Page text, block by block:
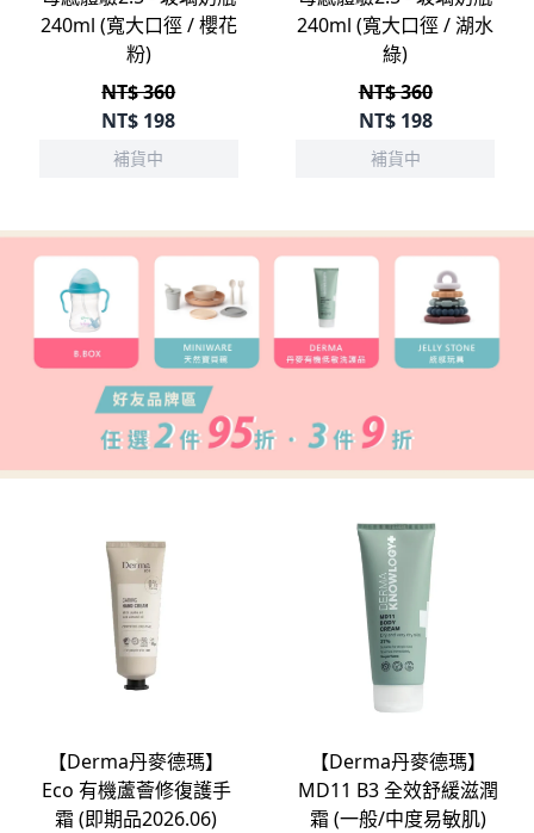
240ml (寬大口徑 / 櫻花
粉)
NT$ 360
NT$ 198
補貨中
240ml (寬大口徑 / 湖水
綠)
NT$ 360
NT$198
補貨中
【Derma丹麥德瑪】
Eco 有機蘆薈修復護手
霜 (即期品2026.06)
【Derma丹麥德瑪】
MD11 B3 全效舒緩滋潤
霜 (一般/中度易敏肌)